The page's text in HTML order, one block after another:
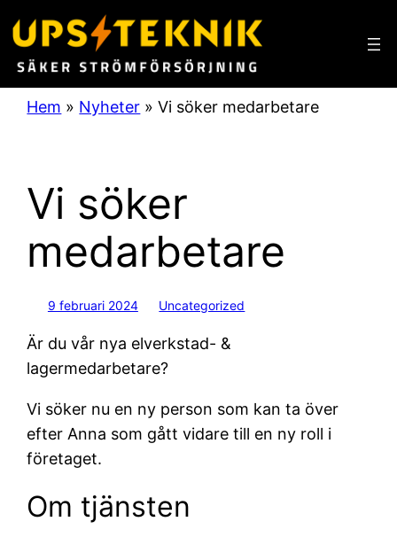
Hoppa
till
innehåll
Hem » Nyheter »Vi söker medarbetare
Vi söker
medarbetare
9 februari 2024 Uncategorized
Är du vår nya elverkstad- &
lagermedarbetare?
Vi söker nu en ny person som kan ta över
efter Anna som gått vidare till en ny roll i
företaget.
Om tjänsten